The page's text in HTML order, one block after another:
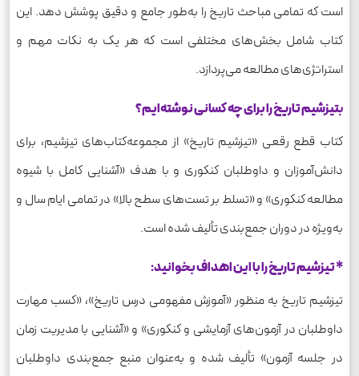
است که تمامی مباحث تاریخ را به‌طور جامع و دقیق پوشش دهد. این
کتاب شامل بخش‌های مختلفی است که هر یک به نکات مهم و
استراتژی‌های مطالعه می‌پردازد.
بتیزشیم تاریخ را برای چه کسانی نوشته‌ایم؟
کتاب قطع رقعی «تیزشیم تاریخ» از مجموعه‌کتاب‌های تیزشیم، برای
دانش‌آموزان و داوطلبان کنکوری و با هدف «آشنایی کامل با شیوه
مطالعه کنکوری» و «تسلط بر تست‌های سطح بالا» در تمامی ایام سال و
به‌ویژه در دوران جمع‌بندی تألیف شده است.
*تیزشیم تاریخ را با این اهداف بخوانید:
تیزشیم تاریخ به منظور «آموزش مفهومی درس تاریخ»، «کسب مهارت
داوطلبان در آزمون‌های آزمایشی و کنکوری» و «آشنایی با مدیریت زمان
در جلسه آزمون» تألیف شده و به‌عنوان منبع جمع‌بندی داوطلبان